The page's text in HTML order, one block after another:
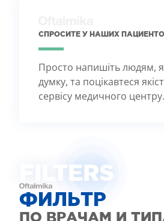
СПРОСИТЕ У НАШИХ
Просто напишіть людям,
думку, та поцікавтеся
сервісу медичного центру.
FILTERS
ФИЛЬТР
ПО ВРАЧАМ И